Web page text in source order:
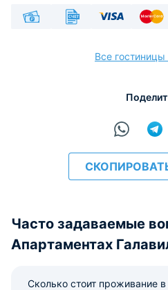
Все
Часто задаваемые
Апартаментах
Сколько стоит проживание